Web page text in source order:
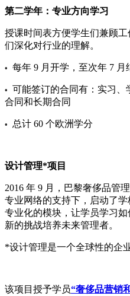
第二学年：专业方向学习
授课时间表方便学生们兼顾
们深化对行业的理解。
• 每年 9 月开学，至次年 7 月
• 可能签订的合同有：实习、
合同和长期合同
• 总计 60 个欧洲学分
设计管理*项目
2016 年 9 月，巴黎奢侈品管
专业网络的支持下，启动了
专业化的模块，让学员学习
新的挑战培养未来管理者。
*设计管理是一个全球性的企
该项目授予学员“奢侈品营销